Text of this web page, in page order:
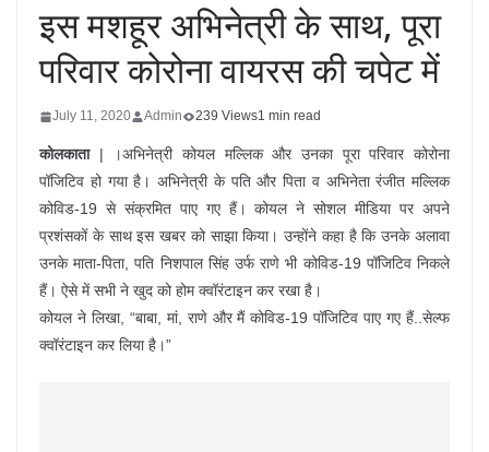
इस मशहूर अभिनेत्री के साथ, पूरा
परिवार कोरोना वायरस की चपेट में
July 11, 2020 Admin 239 Views1 min read
कोलकाता | ।अभिनेत्री कोयल मल्लिक और उनका पूरा परिवार कोरोना
पॉजिटिव हो गया है। अभिनेत्री के पति और पिता व अभिनेता रंजीत मल्लिक
कोविड-19 से संक्रमित पाए गए हैं। कोयल ने सोशल मीडिया पर अपने
प्रशंसकों के साथ इस खबर को साझा किया। उन्होंने कहा है कि उनके अलावा
उनके माता-पिता, पति निशपाल सिंह उर्फ राणे भी कोविड-19 पॉजिटिव निकले
हैं। ऐसे में सभी ने खुद को होम क्वॉरंटाइन कर रखा है।
कोयल ने लिखा, “बाबा, मां, राणे और मैं कोविड-19 पॉजिटिव पाए गए हैं..सेल्फ
क्वॉरंटाइन कर लिया है।”